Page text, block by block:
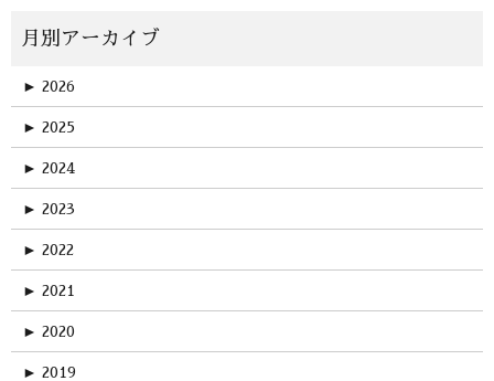
► 2026
► 2025
► 2024
► 2023
► 2022
► 2021
► 2020
► 2019